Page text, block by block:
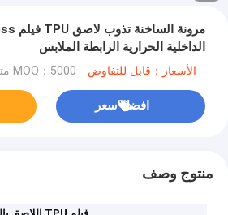
الداخلية الحرارية الرابطة الملابس
الأسعار：قابل للتفاوض MOQ：5000 متر
افضل سعر
منتوج وصف